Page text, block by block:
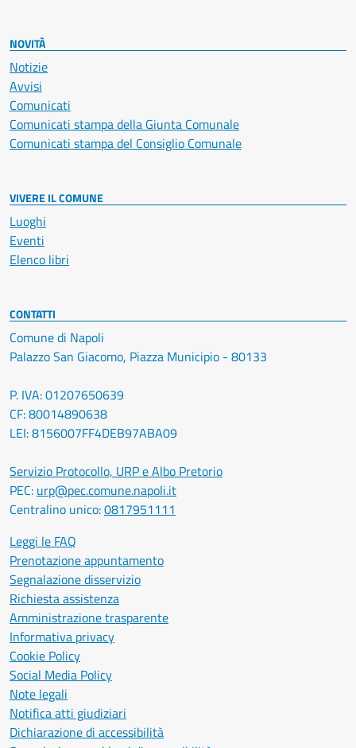
NOVITÀ
Notizie
Avvisi
Comunicati
Comunicati stampa della Giunta Comunale
Comunicati stampa del Consiglio Comunale
VIVERE IL COMUNE
Luoghi
Eventi
Elenco libri
CONTATTI
Comune di Napoli
Palazzo San Giacomo, Piazza Municipio - 80133
P. IVA: 01207650639
CF: 80014890638
LEI: 8156007FF4DEB97ABA09
Servizio Protocollo, URP e Albo Pretorio
PEC: urp@pec.comune.napoli.it
Centralino unico:0817951111
Leggi le FAQ
Prenotazione appuntamento
Segnalazione disservizio
Richiesta assistenza
Amministrazione trasparente
Informativa privacy
Cookie Policy
Social Media Policy
Note legali
Notifica atti giudiziari
Dichiarazione di accessibilità